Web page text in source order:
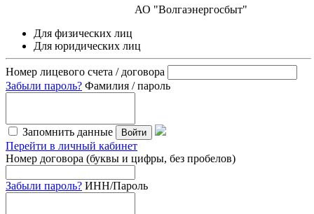
АО "Волгаэнергосбыт"
Для физических лиц
Для юридических лиц
Номер лицевого счета / договора
Забыли пароль? Фамилия / пароль
Запомнить данные Войти
Перейти в личный кабинет
Номер договора (буквы и цифры, без пробелов)
Забыли пароль? ИНН/Пароль